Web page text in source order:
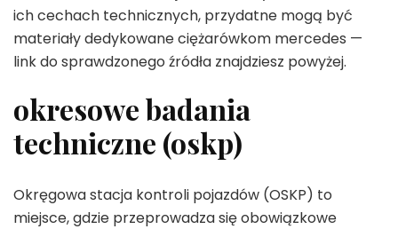
ich cechach technicznych, przydatne mogą być
materiały dedykowane ciężarówkom mercedes —
link do sprawdzonego źródła znajdziesz powyżej.
okresowe badania
techniczne (oskp)
Okręgowa stacja kontroli pojazdów (OSKP) to
miejsce, gdzie przeprowadza się obowiązkowe